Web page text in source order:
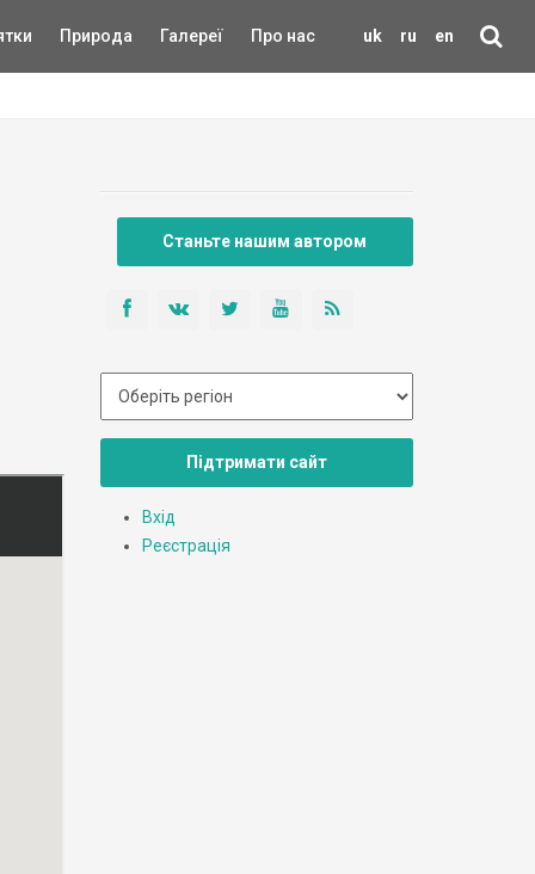
uk ru en
Природа Галереї Про нас
Станьте нашим автором
Підтримати сайт
Вхід
Реєстрація